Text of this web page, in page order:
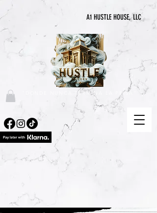
A1 HUSTLE HOUSE, LLC
"DONDE NUNCA TERMINA LA PRISA"